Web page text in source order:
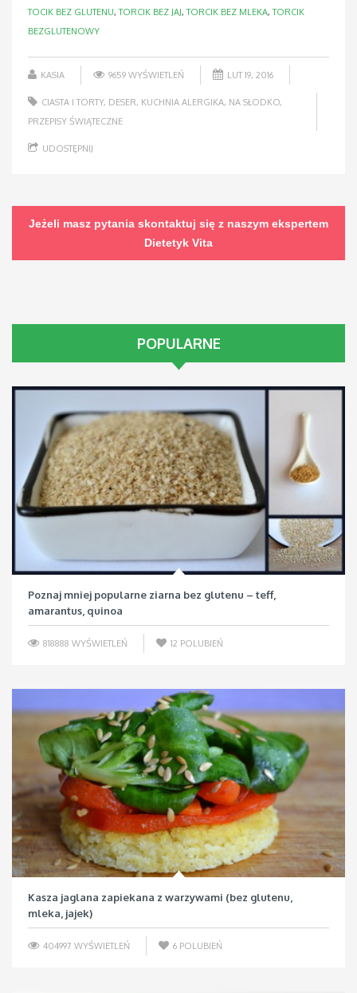
TOCIK BEZ GLUTENU,TORCIK BEZ JAJ,TORCIK BEZ MLEKA,TORCIK
BEZGLUTENOWY
KASIA 9659 WYŚWIETLEŃ LUT 19, 2016
CIASTA I TORTY, DESER, KUCHNIA ALERGIKA, NA SŁODKO,
PRZEPISY ŚWIĄTECZNE
UDOSTĘPNIJ
Jeżeli masz pytania skontaktuj się z naszym ekspertem
Dietetyk Vita
POPULARNE
Poznaj mniej popularne ziarna bez glutenu – teff,
amarantus, quinoa
818888 WYŚWIETLEŃ 12 POLUBIEŃ
Kasza jaglana zapiekana z warzywami (bez glutenu,
mleka, jajek)
404997 WYŚWIETLEŃ 6 POLUBIEŃ